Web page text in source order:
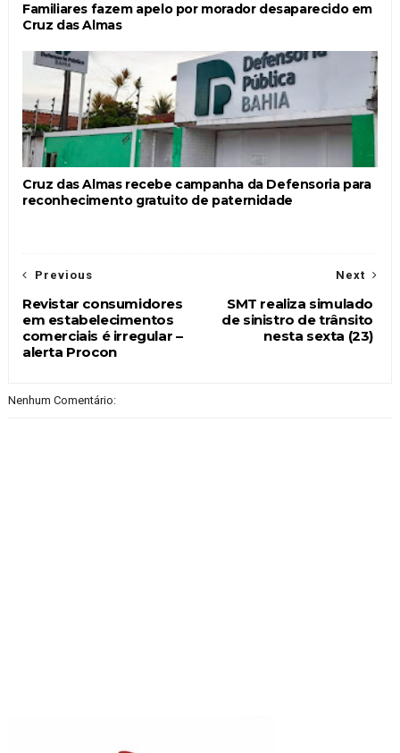
Familiares fazem apelo por morador desaparecido em
Cruz das Almas
Cruz das Almas recebe campanha da Defensoria para
reconhecimento gratuito de paternidade
Next
SMT realiza simulado
de sinistro de trânsito
nesta sexta (23)
Previous
Revistar consumidores
em estabelecimentos
comerciais é irregular –
alerta Procon
Nenhum Comentário: